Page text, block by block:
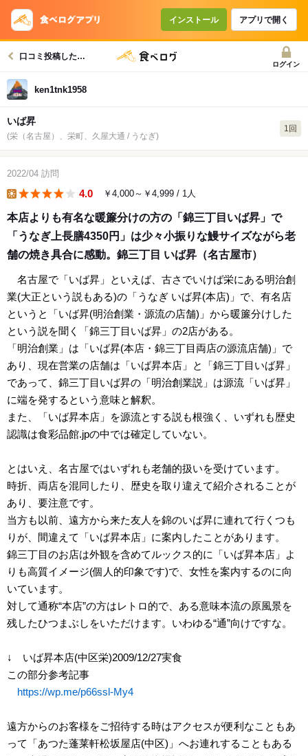
インストール アプリで開く
口コミ投稿したお店一覧
ログイン
ken1tnk1958
いば昇
(栄（名古屋）、栄町、久屋大通 / うなぎ)
1回
2022/04 訪問
4.0 ￥4,000～￥4,999 / 1人
本店よりも有名な暖簾分けの方の「錦三丁目いば昇」で
「うなぎ上長膳4350円」は少々小振りな鰻サイズながら老
舗の焼き具合に感動。錦三丁目 いば昇（名古屋市）
名古屋で「いば昇」といえば、古さでいけば栄にある明治創
業(大正という説もある)の「うなぎ いば昇(本店)」で、有名店
というと「いば昇(明治創業・源流の店舗)」から暖簾分けした
という説を聞く「錦三丁目いば昇」の2店がある。
「明治創業」は「いば昇(本店・錦三丁目両店の源流店舗)」で
あり、現在営業の店舗は「いば昇本店」と「錦三丁目いば昇」
であって、錦三丁目いば昇の「明治創業説」は源流「いば昇」
に端を発するという意味と解釈。
また、「いば昇本店」を源流とする説も根強く、いずれも歴史
認識は食彩品館.jpの中では確定していない。
とはいえ、名古屋ではいずれも老舗的扱いを受けています。
時折、両店を混同したり、歴史を取り違えて紹介されることが
あり、要注意です。
当方も以前、遠方から来た友人を錦のいば昇に連れて行くつも
りが、間違えて「いば昇本店」に案内したことがあります。
錦三丁目のお店は外観を含めてルックス的に「いば昇本店」よ
りも高質イメージ(個人的印象です)で、女性を案内するのに向
いています。
対して通称“本店”の方はレトロ的で、ある意味本流の原風景を
残したひつまぶしをいただけます。いわゆる“通”向けですな。
↓ いば昇本店(中区栄)2009/12/27実食
この部分参考記事
https://wp.me/p66ssl-My4
遠方からのお客様をご招待する時はアクセスが便利なこともあ
って「あつた蓬莱軒松坂屋店(中区)」へお連れすることもある